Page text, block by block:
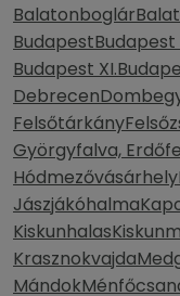
Balatonboglár
Budapest
Budapest XI.
Debrecen
Felsőtárkány
Györgyfalva,
Hódmezővásárhely
Jászjákóhalma
Kiskunhalas
Krasznokvajda
Mándok